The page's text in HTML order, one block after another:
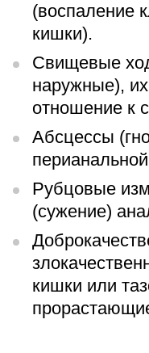
(воспаление
кишки).
Свищевые
наружные),
отношение к
Абсцессы
Рубцовые
(сужение)
кишки или